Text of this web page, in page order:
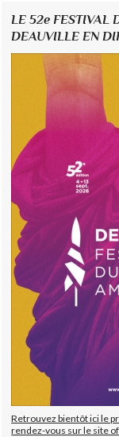
LE 52e FESTIVAL
DEAUVILLE EN
Retrouvez bientôt ici le
rendez-vous sur le site